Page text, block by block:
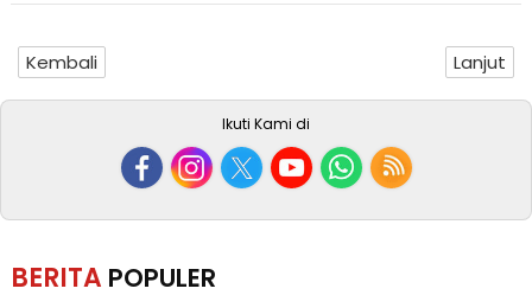
Kembali Lanjut
Ikuti Kami di
BERITA POPULER